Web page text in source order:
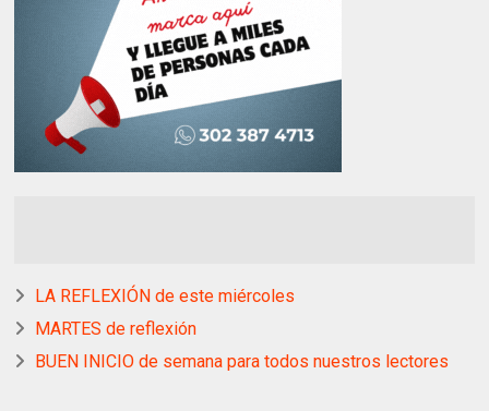
LA REFLEXIÓN de este miércoles
MARTES de reflexión
BUEN INICIO de semana para todos nuestros lectores